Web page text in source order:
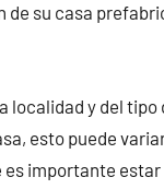
de su casa
localidad y del tipo
esto puede
es importante